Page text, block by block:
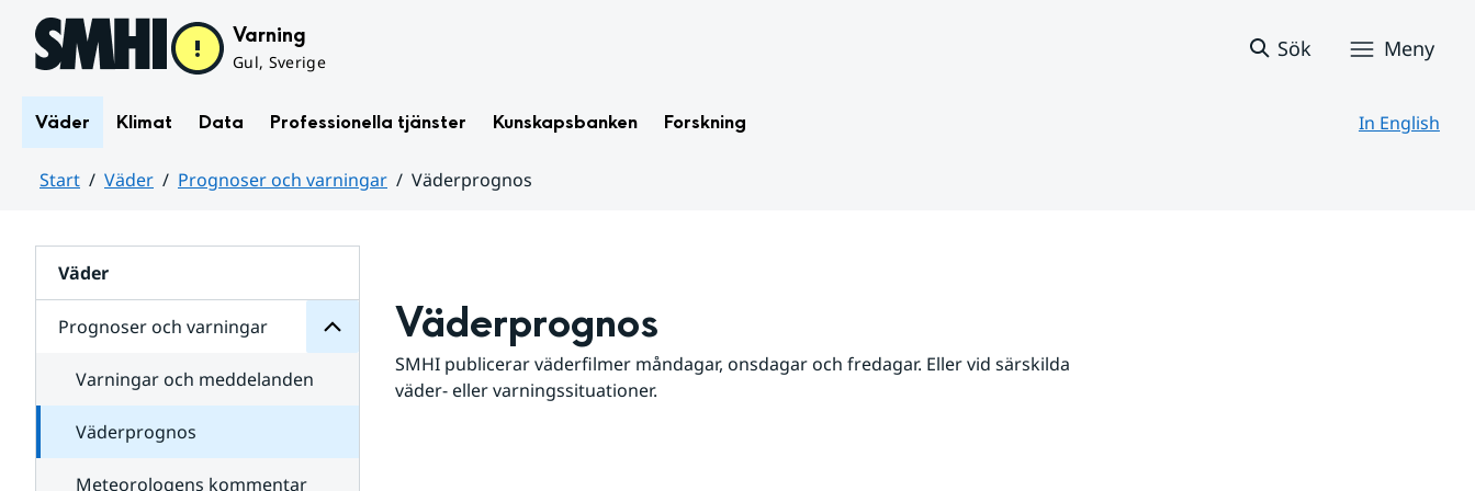
Hoppa till sidans innehåll Varning
Gul, Sverige
Sök Meny
Väder Klimat Data Professionella tjänster Kunskapsbanken Forskning In English
Start Väder Prognoser och varningar
Väderprognos
Väder
Prognoser och varningar
för
varningar
Varningar och meddelanden
Väderprognos
Meteorologens kommentar
Väderprognos
SMHI publicerar väderfilmer måndagar, onsdagar och fredagar. Eller vid särskilda
väder- eller varningssituationer.